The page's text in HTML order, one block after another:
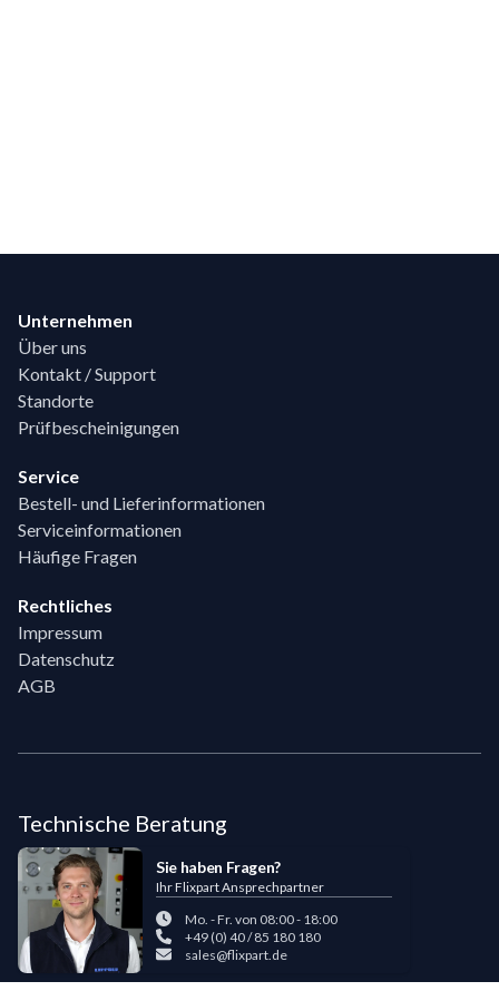
Unternehmen
Über uns
Kontakt / Support
Standorte
Prüfbescheinigungen
Service
Bestell- und Lieferinformationen
Serviceinformationen
Häufige Fragen
Rechtliches
Impressum
Datenschutz
AGB
Technische Beratung
Sie haben Fragen?
Ihr Flixpart Ansprechpartner
Mo. - Fr. von 08:00 - 18:00
+49 (0) 40 / 85 180 180
sales@flixpart.de